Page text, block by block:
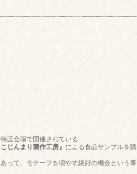
設会場で開催されている
じんまり製作工房』 による食品サンプルを購
って、モチーフを増やす絶好の機会という事